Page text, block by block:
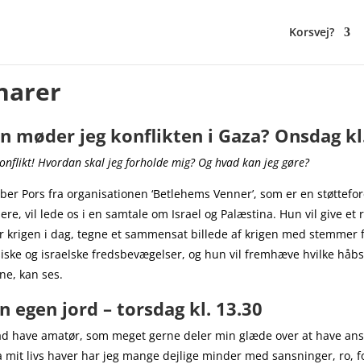
Korsvej?
møder jeg konflikten i Gaza? Onsdag
Hvordan skal jeg forholde mig? Og hvad kan jeg gøre?
Pors fra organisationen ‘Betlehems Venner’, som er en
vil lede os i en samtale om Israel og Palæstina. Hun vil give et
krigen i dag, tegne et sammensat billede af krigen med stemmer
og israelske fredsbevægelser, og hun vil fremhæve hvilke
kan ses.
egen jord – torsdag kl. 13.30
have amatør, som meget gerne deler min glæde over at have
mit livs haver har jeg mange dejlige minder med sansninger, ro,